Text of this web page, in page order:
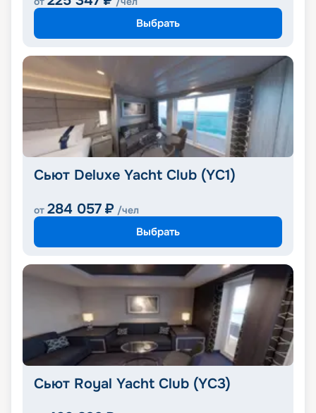
Выбрать
Сьют Deluxe Yacht Club (YC1)
от 284 057 ₽ /чел
Выбрать
Сьют Royal Yacht Club (YC3)